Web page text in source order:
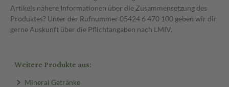
Artikels nähere Informationen über die Zusammensetzung des
Produktes? Unter der Rufnummer 05424 6 470 100 geben wir dir
gerne Auskunft über die Pflichtangaben nach LMIV.
Weitere Produkte aus:
Mineral Getränke